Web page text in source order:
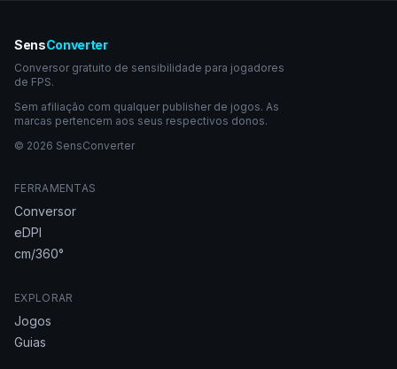
SensConverter
Conversor gratuito de sensibilidade para jogadores
de FPS.
Sem afiliação com qualquer publisher de jogos. As
marcas pertencem aos seus respectivos donos.
© 2026 SensConverter
FERRAMENTAS
Conversor
eDPI
cm/360°
EXPLORAR
Jogos
Guias